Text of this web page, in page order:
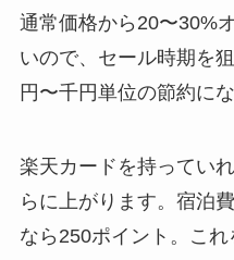
通常価格から20〜30%
いので、セール時期を
円〜千円単位の節約にな
楽天カードを持ってい
らに上がります。宿泊
なら250ポイント。こ